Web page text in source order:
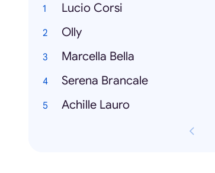
Lucio Corsi
Olly
Marcella Bella
Serena Brancale
Achille Lauro